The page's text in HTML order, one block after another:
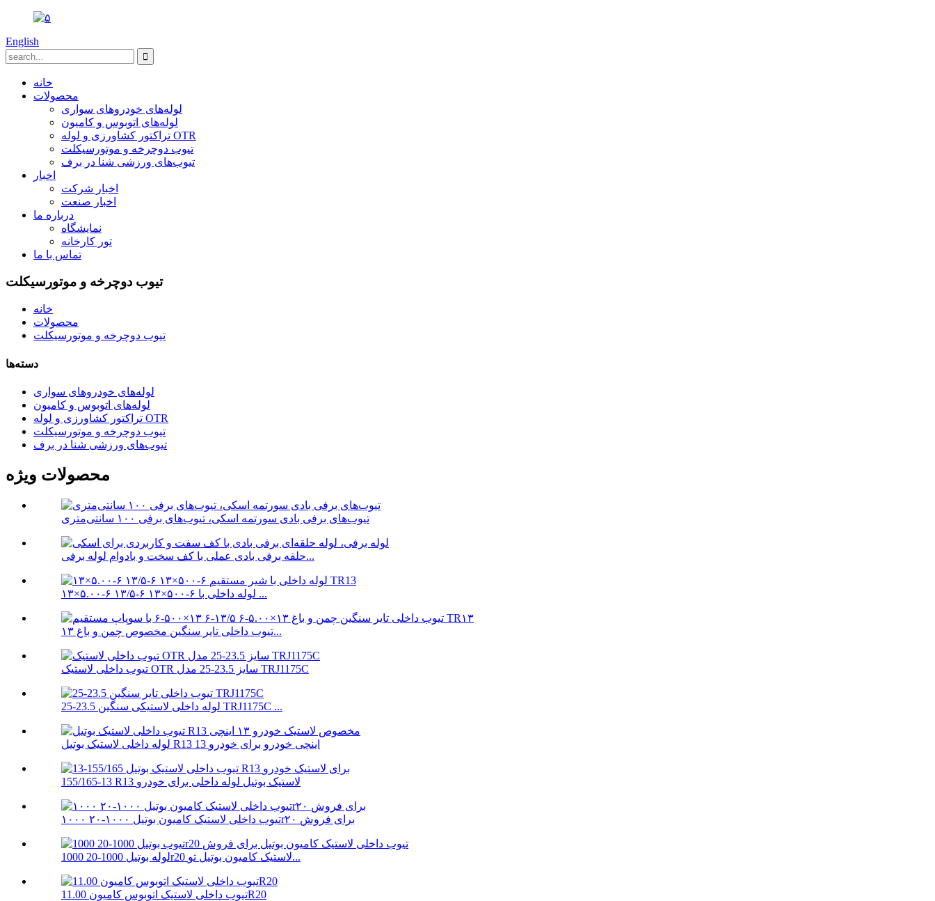
English
خانه
محصولات
لوله‌های خودروهای سواری
لوله‌های اتوبوس و کامیون
تراکتور کشاورزی و لوله OTR
تیوب دوچرخه و موتورسیکلت
تیوب‌های ورزشی شنا در برف
اخبار
اخبار شرکت
اخبار صنعت
درباره ما
نمایشگاه
تور کارخانه
تماس با ما
تیوب دوچرخه و موتورسیکلت
خانه
محصولات
تیوب دوچرخه و موتورسیکلت
دسته‌ها
لوله‌های خودروهای سواری
لوله‌های اتوبوس و کامیون
تراکتور کشاورزی و لوله OTR
تیوب دوچرخه و موتورسیکلت
تیوب‌های ورزشی شنا در برف
محصولات ویژه
تیوب‌های برفی بادی سورتمه اسکی، تیوب‌های برفی ۱۰۰ سانتی‌متری
حلقه برفی بادی عملی با کف سخت و بادوام لوله برفی...
۱۳×۵.۰۰-۶ ۱۳/۵-۶ ۱۳×۵۰۰-۶ لوله داخلی با ...
تیوب داخلی تایر سنگین مخصوص چمن و باغ ۱۳...
تیوب داخلی لاستیک OTR سایز 23.5-25 مدل TRJ1175C
لوله داخلی لاستیکی سنگین 23.5-25 TRJ1175C ...
لوله داخلی لاستیک بوتیل R13 13 اینچی خودرو برای خودرو
155/165-13 R13 لاستیک بوتیل لوله داخلی برای خودرو
تیوب داخلی لاستیک کامیون بوتیل ۱۰۰۰-۲۰ ۱۰۰۰r۲۰ برای فروش
لوله بوتیل 1000-20 1000r20 لاستیک کامیون بوتیل تو...
تیوب داخلی لاستیک اتوبوس کامیون 11.00R20